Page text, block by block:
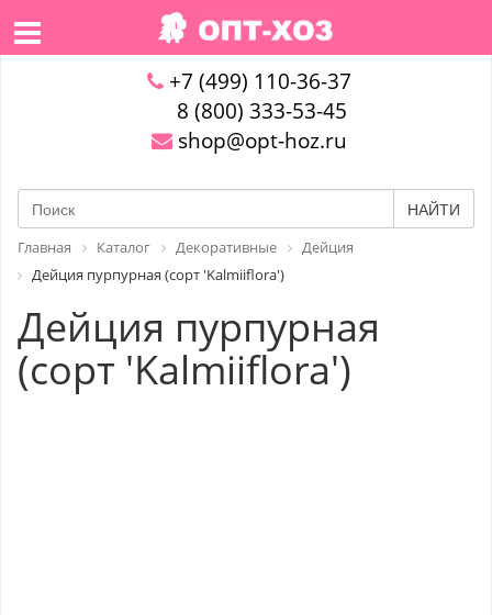
+7 (499) 110-36-37
8 (800) 333-53-45
shop@opt-hoz.ru
НАЙТИ
Главная Каталог Декоративные
Дейция
Дейция пурпурная (сорт 'Kalmiiflora')
Дейция пурпурная
(сорт 'Kalmiiflora')